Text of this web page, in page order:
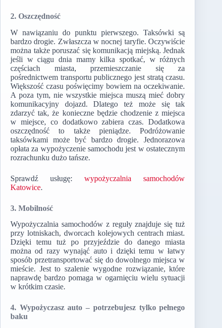
2. Oszczędność
W nawiązaniu do punktu pierwszego. Taksówki są
bardzo drogie. Zwłaszcza w nocnej taryfie. Oczywiście
można także poruszać się komunikacją miejską. Jednak
jeśli w ciągu dnia mamy kilka spotkać, w różnych
częściach miasta, przemieszczanie się za
pośrednictwem transportu publicznego jest stratą czasu.
Większość czasu poświęcimy bowiem na oczekiwanie.
A poza tym, nie wszystkie miejsca muszą mieć dobry
komunikacyjny dojazd. Dlatego też może się tak
zdarzyć tak, że konieczne będzie chodzenie z miejsca
w miejsce, co dodatkowo zabiera czas. Dodatkowa
oszczędność to także pieniądze. Podróżowanie
taksówkami może być bardzo drogie. Jednorazowa
opłata za wypożyczenie samochodu jest w ostatecznym
rozrachunku dużo tańsze.
Sprawdź usługę:wypożyczalnia samochodów
Katowice.
3. Mobilność
Wypożyczalnia samochodów z reguły znajduje się tuż
przy lotniskach, dworcach kolejowych centrach miast.
Dzięki temu tuż po przyjeździe do danego miasta
można od razy wynająć auto i dzięki temu w łatwy
sposób przetransportować się do dowolnego miejsca w
mieście. Jest to szalenie wygodne rozwiązanie, które
naprawdę bardzo pomaga w ogarnięciu wielu sytuacji
w krótkim czasie.
4. Wypożyczasz auto – potrzebujesz tylko pełnego
baku